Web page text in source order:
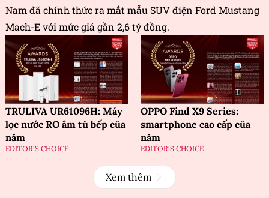
Nam đã chính thức ra mắt mẫu SUV điện Ford Mustang
Mach-E với mức giá gần 2,6 tỷ đồng.
TRULIVA UR61096H: Máy
lọc nước RO âm tủ bếp của
năm
EDITOR'S CHOICE
OPPO Find X9 Series:
smartphone cao cấp của
năm
EDITOR'S CHOICE
Xem thêm